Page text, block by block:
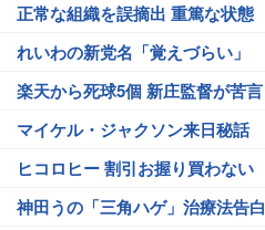
正常な組織を誤摘出 重篤な状態
れいわの新党名「覚えづらい」
楽天から死球5個 新庄監督が苦言
マイケル・ジャクソン来日秘話
ヒコロヒー 割引お握り買わない
神田うの「三角ハゲ」治療法告白